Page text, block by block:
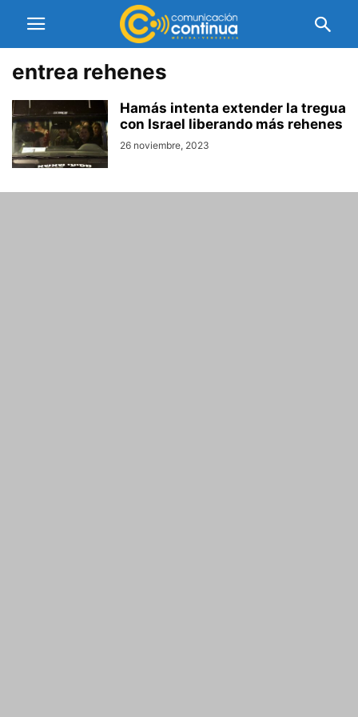
entrea rehenes
Hamás intenta extender la tregua
con Israel liberando más rehenes
26 noviembre, 2023